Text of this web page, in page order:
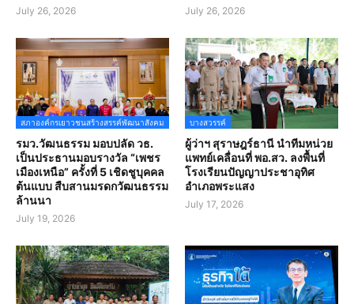
July 26, 2026 July 26, 2026
สภาองค์กรเยาวชนสร้างสรรค์พัฒนาสังคม
รมว.วัฒนธรรม มอบปลัด วธ.
เป็นประธานมอบรางวัล “เพชร
เมืองเหนือ” ครั้งที่ 5 เชิดชูบุคคล
ต้นแบบ สืบสานมรดกวัฒนธรรม
ล้านนา
July 19, 2026
บางสวรรค์
ผู้ว่าฯ สุราษฎร์ธานี นำทีมหน่วย
แพทย์เคลื่อนที่ พอ.สว. ลงพื้นที่
โรงเรียนปัญญาประชาอุทิศ
อำเภอพระแสง
July 17, 2026